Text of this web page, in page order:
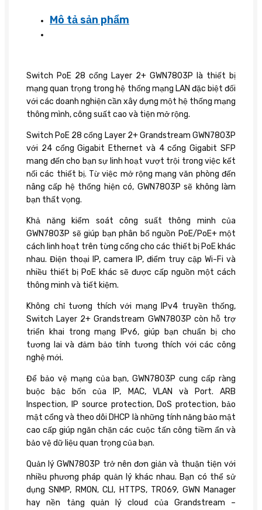
Mô tả sản phẩm
Switch PoE 28 cổng Layer 2+ GWN7803P là thiết bị
mạng quan trọng trong hệ thống mạng LAN đặc biệt đối
với các doanh nghiện cần xây dựng một hệ thống mạng
thông mình, công suất cao và tiện mở rộng.
Switch PoE 28 cổng Layer 2+ Grandstream GWN7803P
với 24 cổng Gigabit Ethernet và 4 cổng Gigabit SFP
mang đến cho bạn sự linh hoạt vượt trội trong việc kết
nối các thiết bị. Từ việc mở rộng mạng văn phòng đến
nâng cấp hệ thống hiện có, GWN7803P sẽ không làm
bạn thất vọng.
Khả năng kiểm soát công suất thông minh của
GWN7803P sẽ giúp bạn phân bổ nguồn PoE/PoE+ một
cách linh hoạt trên từng cổng cho các thiết bị PoE khác
nhau. Điện thoại IP, camera IP, điểm truy cập Wi-Fi và
nhiều thiết bị PoE khác sẽ được cấp nguồn một cách
thông minh và tiết kiệm.
Không chỉ tương thích với mạng IPv4 truyền thống,
Switch Layer 2+ Grandstream GWN7803P còn hỗ trợ
triển khai trong mạng IPv6, giúp bạn chuẩn bị cho
tương lai và đảm bảo tính tương thích với các công
nghệ mới.
Để bảo vệ mạng của bạn, GWN7803P cung cấp ràng
buộc bậc bốn của IP, MAC, VLAN và Port. ARB
Inspection, IP source protection, DoS protection, bảo
mật cổng và theo dõi DHCP là những tính năng bảo mật
cao cấp giúp ngăn chặn các cuộc tấn công tiềm ẩn và
bảo vệ dữ liệu quan trọng của bạn.
Quản lý GWN7803P trở nên đơn giản và thuận tiện với
nhiều phương pháp quản lý khác nhau. Bạn có thể sử
dụng SNMP, RMON, CLI, HTTPS, TR069, GWN Manager
hay nền tảng quản lý cloud của Grandstream –